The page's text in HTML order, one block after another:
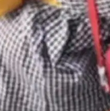
多了两项：
地从PoC走
AI应用...
表示——bool
认模式、浅
意义的组
了。要知道
、校验、或
，两个
大厂都在
在 Twitte
了 Cloudfla
，跟其他所
上它不一
我十年前的
建在 Cloudf
搭建的平台
我十年秘密
的分
最新开源项
Cloudflare
进程。 设
的 SQLite
的 S3 兼容
库协调——
vivo夺
Z系列
硬件成本暴
机速度明显